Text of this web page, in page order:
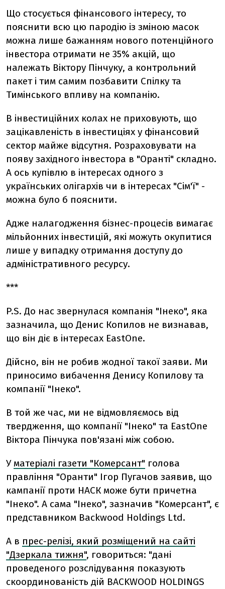
Що стосується фінансового інтересу, то
пояснити всю цю пародію із зміною масок
можна лише бажанням нового потенційного
інвестора отримати не 35% акцій, що
належать Віктору Пінчуку, а контрольний
пакет і тим самим позбавити Спілку та
Тимінського впливу на компанію.
В інвестиційних колах не приховують, що
зацікавленість в інвестиціях у фінансовий
сектор майже відсутня. Розраховувати на
появу західного інвестора в "Оранті" складно.
А ось купівлю в інтересах одного з
українських олігархів чи в інтересах "Сім'ї" -
можна було б пояснити.
Адже налагодження бізнес-процесів вимагає
мільйонних інвестицій, які можуть окупитися
лише у випадку отримання доступу до
адміністративного ресурсу.
***
P.S. До нас звернулася компанія "Інеко", яка
зазначила, що Денис Копилов не визнавав,
що він діє в інтересах EastOne.
Дійсно, він не робив жодної такої заяви. Ми
приносимо вибачення Денису Копилову та
компанії "Інеко".
В той же час, ми не відмовляємось від
твердження, що компанії "Інеко" та EastOne
Віктора Пінчука пов'язані між собою.
Уматеріалі газети "Комерсант" голова
правління "Оранти" Ігор Пугачов заявив, що
кампанії проти НАСК може бути причетна
"Інеко". А сама "Інеко", зазначив "Комерсант", є
представником Backwood Holdings Ltd.
А в прес-релізі, який розміщений на сайті
"Дзеркала тижня", говориться: "дані
проведеного розслідування показують
скоординованість дій BACKWOOD HOLDINGS